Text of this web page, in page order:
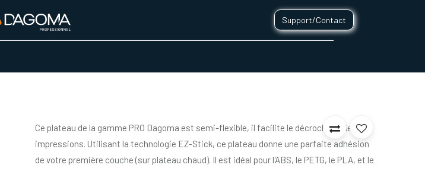
Support/Contact
Ce plateau de la gamme PRO Dagoma est semi-flexible, il facilite le décrochage de vos
impressions. Utilisant la technologie EZ-Stick, ce plateau donne une parfaite adhésion
de votre première couche (sur plateau chaud). Il est idéal pour l'ABS, le PETG, le PLA, et le